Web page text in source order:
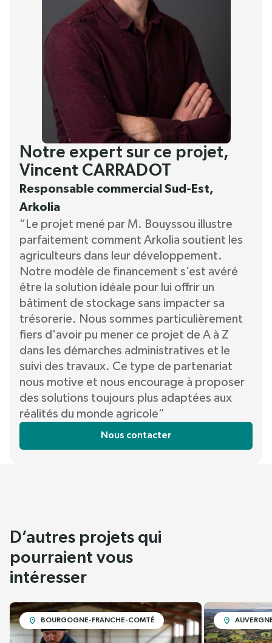
Notre expert sur ce projet,
Vincent CARRADOT
Responsable commercial Sud-Est,
Arkolia
“Le projet mené par M. Bouyssou illustre
parfaitement comment Arkolia soutient les
agriculteurs dans leur développement.
Notre modèle de financement s’est avéré
être la solution idéale pour lui offrir un
bâtiment de stockage sans impacter sa
trésorerie. Nous sommes particulièrement
fiers d'avoir pu mener ce projet de A à Z
dans les démarches administratives et le
suivi des travaux. Ce type de partenariat
nous motive et nous encourage à proposer
des solutions toujours plus adaptées aux
réalités du monde agricole”
Nous contacter
D’autres projets qui
pourraient vous
intéresser
BOURGOGNE-FRANCHE-COMTÉ